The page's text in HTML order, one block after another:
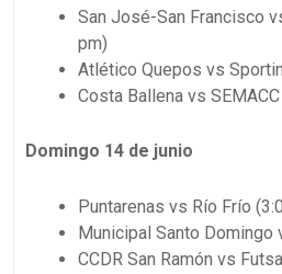
San José-San Francisco
pm)
Atlético Quepos vs
Costa Ballena vs
Domingo 14 de junio
Puntarenas vs Río Frío
Municipal Santo
CCDR San Ramón vs